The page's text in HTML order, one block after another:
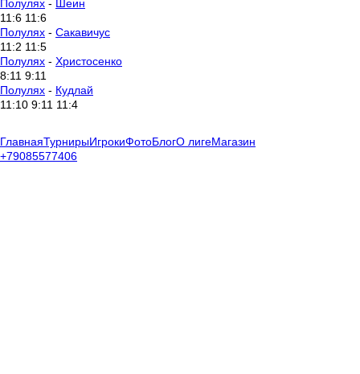
Полулях - Шеин
11:6 11:6
Полулях - Сакавичус
11:2 11:5
Полулях - Христосенко
8:11 9:11
Полулях - Кудлай
11:10 9:11 11:4
ГлавнаяТурнирыИгрокиФотоБлогО лигеМагазин
+79085577406